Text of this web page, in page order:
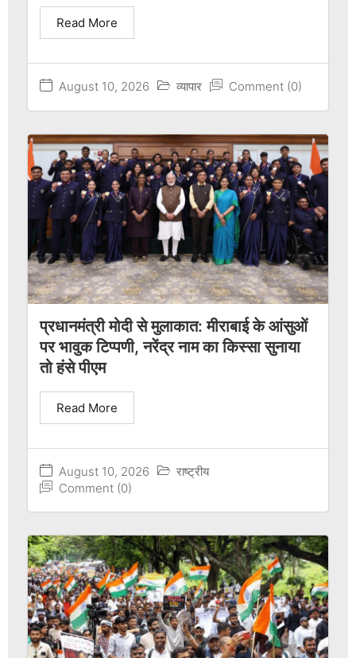
August 10, 2026 व्यापार Comment (0)
Read More
प्रधानमंत्री मोदी से मुलाकात: मीराबाई के आंसुओं
पर भावुक टिप्पणी, नरेंद्र नाम का किस्सा सुनाया
तो हंसे पीएम
August 10, 2026
राष्ट्रीय
Comment (0)
Read More